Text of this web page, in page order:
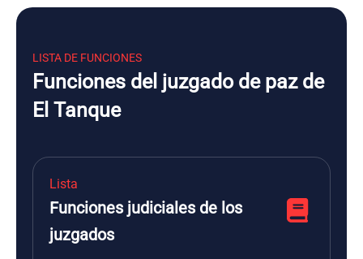
LISTA DE FUNCIONES
Funciones del juzgado de paz de
El Tanque
Lista
Funciones judiciales de los
juzgados